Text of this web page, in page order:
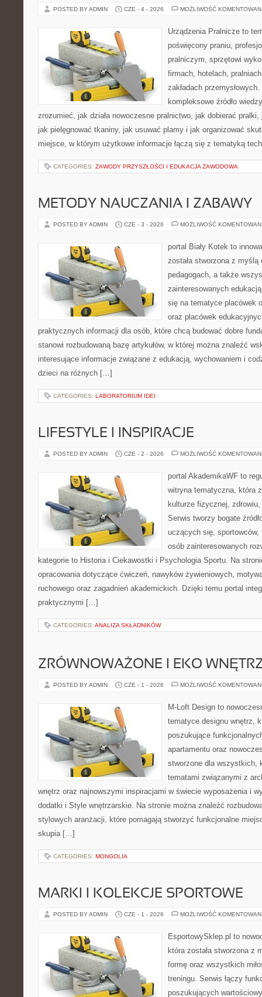
POSTED BY ADMIN CZE - 4 - 2026 MOŻLIWOŚĆ
Urządzenia Pralnicze to
poświęcony praniu,
pralniczym, sprzętowi
firmach, hotelach,
zakładach
kompleksowe źródło
zrozumieć, jak działa nowoczesne pralnictwo, jak dobierać
jak pielęgnować tkaniny, jak usuwać plamy i jak organizować
miejsce, w którym użytkowe informacje łączą się z tematyką
CATEGORIES: ZAWODY PRZYSZŁOŚCI I EDUKACJA ZAWODOWA
METODY NAUCZANIA I ZABAWY
POSTED BY ADMIN CZE - 3 - 2026 MOŻLIWOŚĆ
portal Biały Kotek to
została stworzona z
pedagogach, a także
zainteresowanych
się na tematyce placówek
oraz placówek
praktycznych informacji dla osób, które chcą budować dobre
stanowi rozbudowaną bazę artykułów, w której można znaleźć
interesujące informacje związane z edukacją, wychowaniem i
dzieci na różnych […]
CATEGORIES: LABORATORIUM IDEI
LIFESTYLE I INSPIRACJE
POSTED BY ADMIN CZE - 2 - 2026 MOŻLIWOŚĆ
portal AkademikaWF to
witryna tematyczna, która
kulturze fizycznej,
Serwis tworzy bogate
uczących się,
osób zainteresowanych
kategorie to Historia i Ciekawostki i Psychologia Sportu. Na
opracowania dotyczące ćwiczeń, nawyków żywieniowych,
ruchowego oraz zagadnień akademickich. Dzięki temu portal
praktycznymi […]
CATEGORIES: ANALIZA SKŁADNIKÓW
ZRÓWNOWAŻONE I EKO
POSTED BY ADMIN CZE - 1 - 2026 MOŻLIWOŚĆ
M-Loft Design to
tematyce designu wnętrz,
poszukujące
apartamentu oraz
stworzone dla wszystkich,
tematami związanymi z
wnętrz oraz najnowszymi inspiracjami w świecie wyposażenia i
dodatki i Style wnętrzarskie. Na stronie można znaleźć
stylowych aranżacji, które pomagają stworzyć funkcjonalne
skupia […]
CATEGORIES: MONGOLIA
MARKI I KOLEKCJE SPORTOWE
POSTED BY ADMIN CZE - 1 - 2026 MOŻLIWOŚĆ
EsportowySklep.pl to
która została stworzona z
formę oraz wszystkich
treningu. Serwis łączy
poszukujących